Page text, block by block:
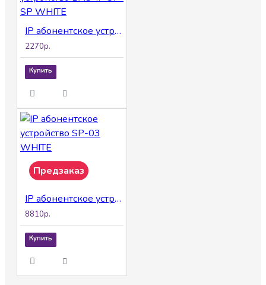
IP абонентское устройство BAS-IP SP-SP WHITE
2270р.
Купить
Предзаказ
IP абонентское устройство SP-03 WHITE
8810р.
Купить